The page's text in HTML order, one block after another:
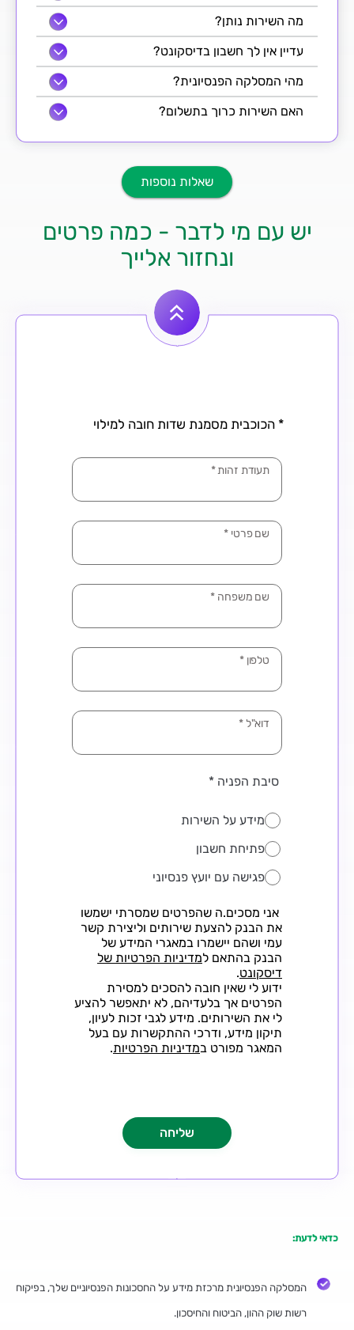
מה השירות נותן?
עדיין אין לך חשבון בדיסקונט?
מהי המסלקה הפנסיונית?
האם השירות כרוך בתשלום?
שאלות נוספות
יש עם מי לדבר - כמה פרטים
ונחזור אלייך
* הכוכבית מסמנת שדות חובה למילוי
תעודת זהות*
שם פרטי *
שם משפחה *
טלפון*
דוא"ל*
סיבת הפניה *
מידע על השירות
פתיחת חשבון
פגישה עם יועץ פנסיוני
אני מסכים.ה שהפרטים שמסרתי ישמשו
את הבנק להצעת שירותים וליצירת קשר
עמי ושהם יישמרו במאגרי המידע של
הבנק בהתאם למדיניות הפרטיות של
דיסקונט.
ידוע לי שאין חובה להסכים למסירת
הפרטים אך בלעדיהם, לא יתאפשר להציע
לי את השירותים. מידע לגבי זכות לעיון,
תיקון מידע, ודרכי ההתקשרות עם בעל
המאגר מפורט במדיניות הפרטיות.
כדאי לדעת:
המסלקה הפנסיונית מרכזת מידע על החסכונות הפנסיוניים שלך, בפיקוח
רשות שוק ההון, הביטוח והחיסכון.